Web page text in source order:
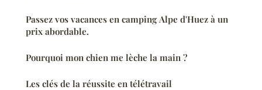
Passez vos vacances en camping Alpe d'Huez à un
prix abordable.
Pourquoi mon chien me lèche la main ?
Les clés de la réussite en télétravail